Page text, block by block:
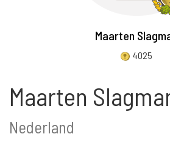
Maarten
4025
Maarten
Nederland